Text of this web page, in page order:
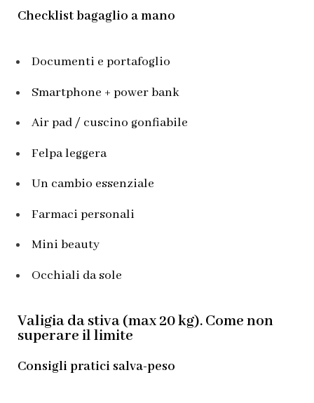
Checklist bagaglio a mano
Documenti e portafoglio
Smartphone + power bank
Air pad / cuscino gonfiabile
Felpa leggera
Un cambio essenziale
Farmaci personali
Mini beauty
Occhiali da sole
Valigia da stiva (max 20 kg). Come non
superare il limite
Consigli pratici salva-peso